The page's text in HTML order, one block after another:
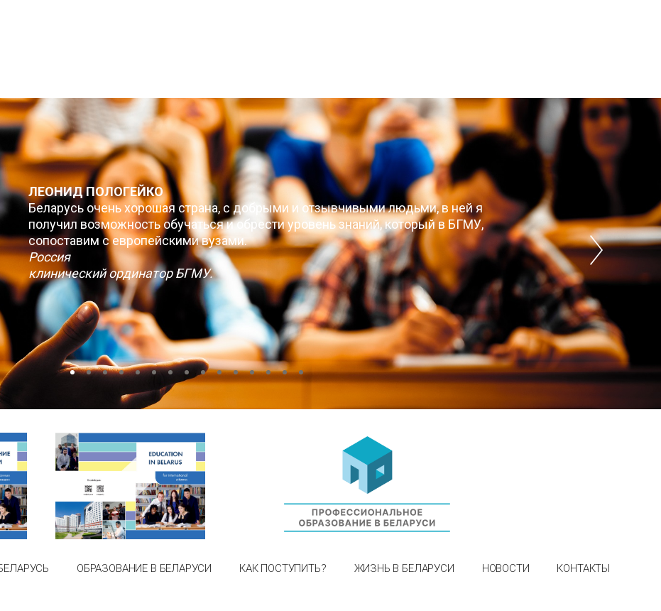
ЛЕОНИД ПОЛОГЕЙКО
Беларусь очень хорошая страна, с добрыми и отзывчивыми людьми, в ней я
получил возможность обучаться и обрести уровень знаний, который в БГМУ,
сопоставим с европейскими вузами.
Россия
клинический ординатор БГМУ.
ОБРАЗОВАНИЕ В БЕЛАРУСИ КАК ПОСТУПИТЬ? ЖИЗНЬ В БЕЛАРУСИ НОВОСТИ КОНТАКТЫ